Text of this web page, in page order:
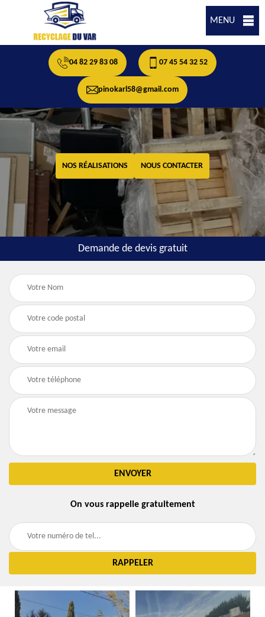
MENU
04 82 29 83 08 07 45 54 32 52
pinokarl58@gmail.com
NOS RÉALISATIONS NOUS CONTACTER
Demande de devis gratuit
On vous rappelle gratuitement